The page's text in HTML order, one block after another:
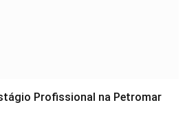
Profissional na Petromar